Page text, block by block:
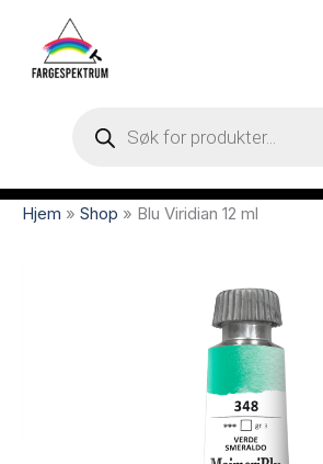
search
Hjem » Shop » Blu Viridian 12 ml